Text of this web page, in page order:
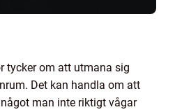
tycker om att utmana sig
Det kan handla om att
man inte riktigt vågar